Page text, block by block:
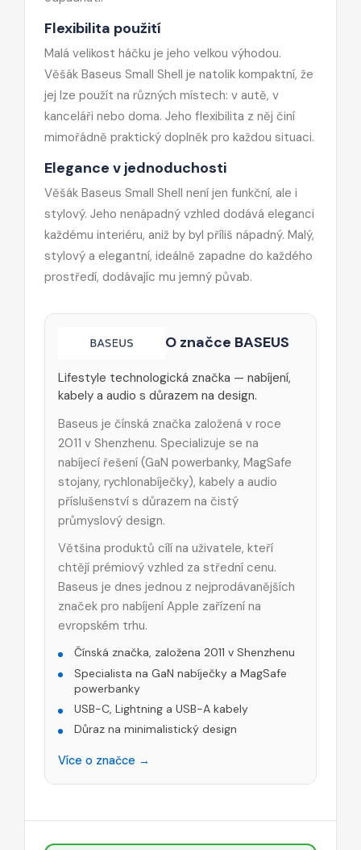
Flexibilita použití
Malá velikost háčku je jeho velkou výhodou.
Věšák Baseus Small Shell je natolik kompaktní, že
jej lze použít na různých místech: v autě, v
kanceláři nebo doma. Jeho flexibilita z něj činí
mimořádně praktický doplněk pro každou situaci.
Elegance v jednoduchosti
Věšák Baseus Small Shell není jen funkční, ale i
stylový. Jeho nenápadný vzhled dodává eleganci
každému interiéru, aniž by byl příliš nápadný. Malý,
stylový a elegantní, ideálně zapadne do každého
prostředí, dodávajíc mu jemný půvab.
O značce BASEUS
Lifestyle technologická značka — nabíjení,
kabely a audio s důrazem na design.
Baseus je čínská značka založená v roce
2011 v Shenzhenu. Specializuje se na
nabíjecí řešení (GaN powerbanky, MagSafe
stojany, rychlonabíječky), kabely a audio
příslušenství s důrazem na čistý
průmyslový design.
Většina produktů cílí na uživatele, kteří
chtějí prémiový vzhled za střední cenu.
Baseus je dnes jednou z nejprodávanějších
značek pro nabíjení Apple zařízení na
evropském trhu.
Čínská značka, založena 2011 v Shenzhenu
Specialista na GaN nabíječky a MagSafe
powerbanky
USB-C, Lightning a USB-A kabely
Důraz na minimalistický design
Více o značce →